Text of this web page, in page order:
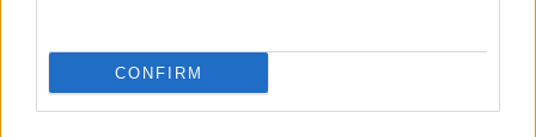
CONFIRM
CALCIO